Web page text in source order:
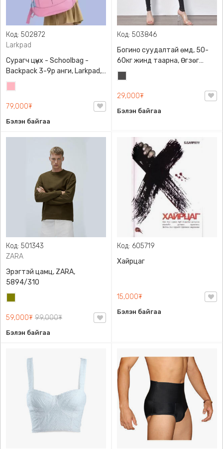
Код: 502872
Larkpad
Сурагч цүнх - Schoolbag -
Backpack 3-9р анги, Larkpad,
9009-10128, Цацруулагчтай,
Олон тасалгаатай
79,000₮
Бэлэн байгаа
Код: 503846
Богино суудалтай өмд, 50-
60кг жинд таарна, Өгзөг
өргөгчтэй
29,000₮
Бэлэн байгаа
Код: 501343
ZARA
Эрэгтэй цамц, ZARA,
5894/310
59,000₮ 99,000₮
Бэлэн байгаа
Код: 605719
Хайрцаг
15,000₮
Бэлэн байгаа